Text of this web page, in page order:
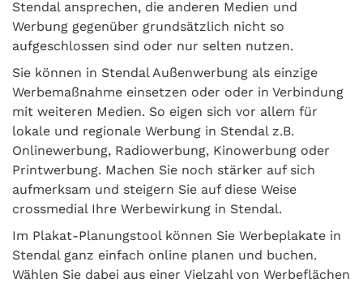
Stendal ansprechen, die anderen Medien und
Werbung gegenüber grundsätzlich nicht so
aufgeschlossen sind oder nur selten nutzen.
Sie können in Stendal Außenwerbung als einzige
Werbemaßnahme einsetzen oder oder in Verbindung
mit weiteren Medien. So eigen sich vor allem für
lokale und regionale Werbung in Stendal z.B.
Onlinewerbung, Radiowerbung, Kinowerbung oder
Printwerbung. Machen Sie noch stärker auf sich
aufmerksam und steigern Sie auf diese Weise
crossmedial Ihre Werbewirkung in Stendal.
Im Plakat-Planungstool können Sie Werbeplakate in
Stendal ganz einfach online planen und buchen.
Wählen Sie dabei aus einer Vielzahl von Werbeflächen